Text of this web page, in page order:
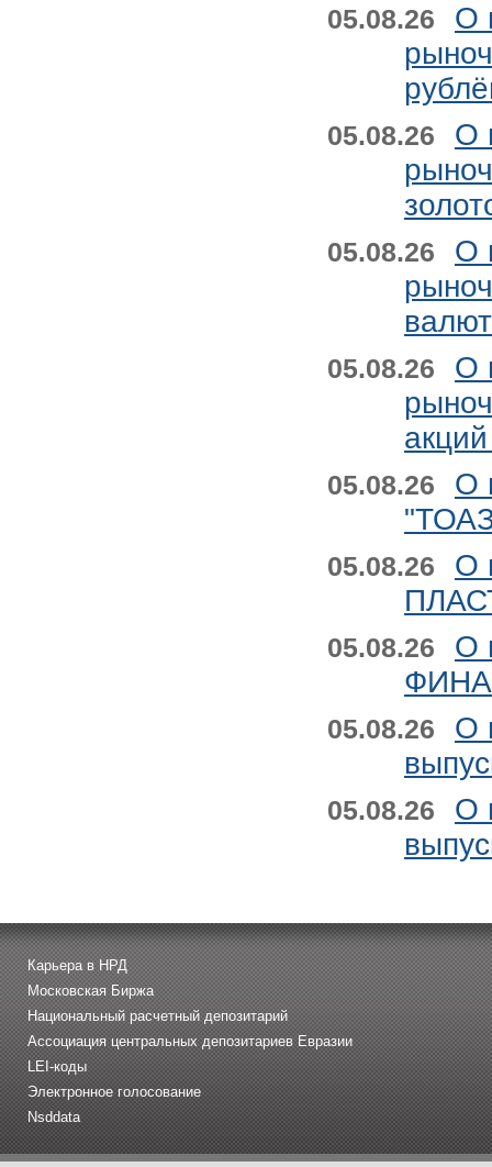
05.08.26
О
05.08.26
О
05.08.26
О
05.08.26
О
05.08.26
О
05.08.26
О
05.08.26
О
05.08.26
О
05.08.26
О
Карьера в НРД
Московская Биржа
Национальный расчетный депозитарий
Ассоциация центральных депозитариев Евразии
LEI-коды
Электронное голосование
Nsddata